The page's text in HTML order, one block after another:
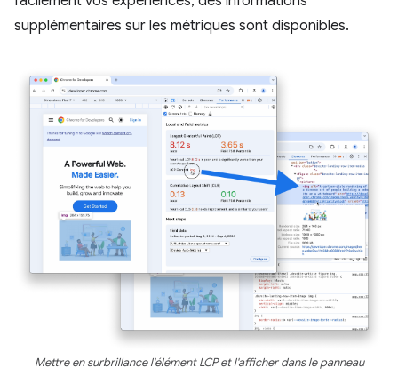
supplémentaires sur les métriques sont disponibles.
Mettre en surbrillance l'élément LCP et l'afficher dans le panneau